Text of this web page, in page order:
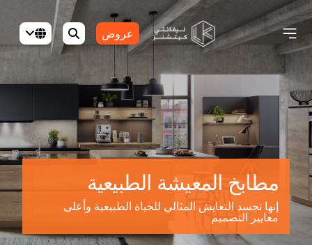
عروض
مطابخ المعيشة الطبيعية
إنها تجسد التعايش المثالي للحياة الطبيعية وأعلى
معايير التصميم